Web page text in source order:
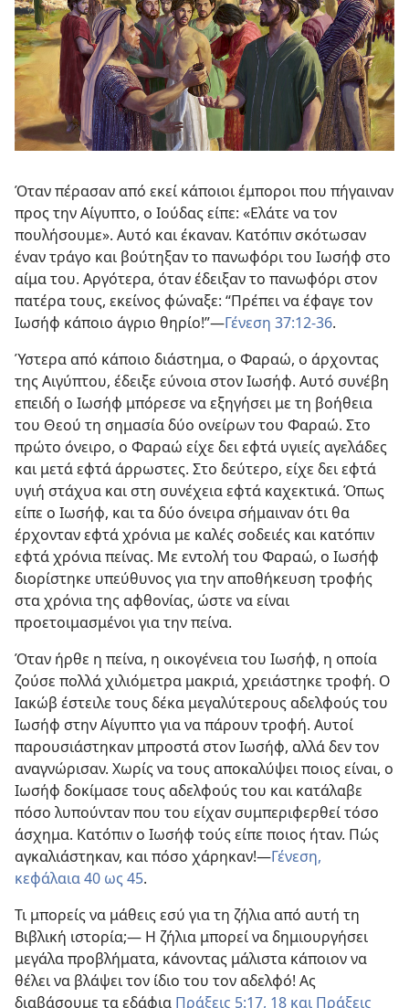
Όταν πέρασαν από εκεί κάποιοι έμποροι που πήγαιναν
προς την Αίγυπτο, ο Ιούδας είπε: «Ελάτε να τον
πουλήσουμε». Αυτό και έκαναν. Κατόπιν σκότωσαν
έναν τράγο και βούτηξαν το πανωφόρι του Ιωσήφ στο
αίμα του. Αργότερα, όταν έδειξαν το πανωφόρι στον
πατέρα τους, εκείνος φώναξε: “Πρέπει να έφαγε τον
Ιωσήφ κάποιο άγριο θηρίο!”​—Γένεση 37:12-36.
Ύστερα από κάποιο διάστημα, ο Φαραώ, ο άρχοντας
της Αιγύπτου, έδειξε εύνοια στον Ιωσήφ. Αυτό συνέβη
επειδή ο Ιωσήφ μπόρεσε να εξηγήσει με τη βοήθεια
του Θεού τη σημασία δύο ονείρων του Φαραώ. Στο
πρώτο όνειρο, ο Φαραώ είχε δει εφτά υγιείς αγελάδες
και μετά εφτά άρρωστες. Στο δεύτερο, είχε δει εφτά
υγιή στάχυα και στη συνέχεια εφτά καχεκτικά. Όπως
είπε ο Ιωσήφ, και τα δύο όνειρα σήμαιναν ότι θα
έρχονταν εφτά χρόνια με καλές σοδειές και κατόπιν
εφτά χρόνια πείνας. Με εντολή του Φαραώ, ο Ιωσήφ
διορίστηκε υπεύθυνος για την αποθήκευση τροφής
στα χρόνια της αφθονίας, ώστε να είναι
προετοιμασμένοι για την πείνα.
Όταν ήρθε η πείνα, η οικογένεια του Ιωσήφ, η οποία
ζούσε πολλά χιλιόμετρα μακριά, χρειάστηκε τροφή. Ο
Ιακώβ έστειλε τους δέκα μεγαλύτερους αδελφούς του
Ιωσήφ στην Αίγυπτο για να πάρουν τροφή. Αυτοί
παρουσιάστηκαν μπροστά στον Ιωσήφ, αλλά δεν τον
αναγνώρισαν. Χωρίς να τους αποκαλύψει ποιος είναι, ο
Ιωσήφ δοκίμασε τους αδελφούς του και κατάλαβε
πόσο λυπούνταν που του είχαν συμπεριφερθεί τόσο
άσχημα. Κατόπιν ο Ιωσήφ τούς είπε ποιος ήταν. Πώς
αγκαλιάστηκαν, και πόσο χάρηκαν!​—Γένεση,
κεφάλαια 40 ως 45.
Τι μπορείς να μάθεις εσύ για τη ζήλια από αυτή τη
Βιβλική ιστορία;​— Η ζήλια μπορεί να δημιουργήσει
μεγάλα προβλήματα, κάνοντας μάλιστα κάποιον να
θέλει να βλάψει τον ίδιο του τον αδελφό! Ας
διαβάσουμε τα εδάφια Πράξεις 5:17, 18 και Πράξεις